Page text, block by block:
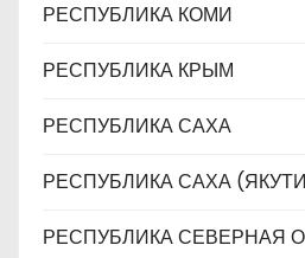
РЕСПУБЛИКА КОМИ
РЕСПУБЛИКА КРЫМ
РЕСПУБЛИКА САХА
РЕСПУБЛИКА САХА
РЕСПУБЛИКА СЕВЕРНАЯ